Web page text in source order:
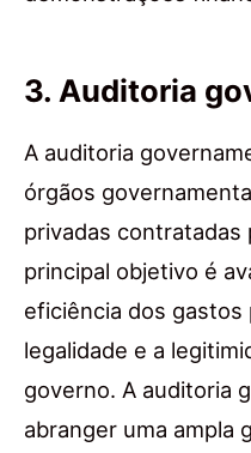
3. Auditoria
A auditoria
órgãos
privadas contratadas
principal objetivo é
eficiência dos gastos
legalidade e a
governo. A auditoria
abranger uma ampla